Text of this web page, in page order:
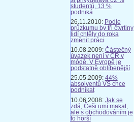
studentů, 13 %
podniká
26.11.2010: Podle
průzkumu by tři čtvrtiny
lidí chtěly do roka
změnit práci
10.08.2009: Částečný
úvazek není v ČR v
módě. V Evropě je
podstatně oblíbenější
25.05.2009: 44%
absolventů VŠ chce
podnikat
10.06.2008: Jak se
zdá, Češi umí makat,
ale s obchodováním je
to horší